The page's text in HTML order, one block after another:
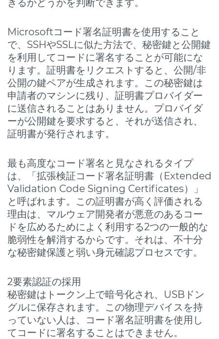
Microsoftコード署名証明書を使用すること
で、SSHやSSLに似た方法で、秘密鍵と公開鍵
を利用してコードに署名することが可能にな
ります。証明書をリクエストすると、公開/非
公開の鍵ペアが生成されます。この秘密鍵は
申請者のマシンに残り、証明書プロバイダー
に送信されることはありません。プロバイダ
ーが公開鍵を要求すると、それが送信され、
証明書が発行されます。
最も高度なコード署名と見なされるタイプ
は、「拡張検証コード署名証明書（Extended
Validation Code Signing Certificates）」
と呼ばれます。この証明書が高く評価される
理由は、マルウェア開発者が悪意のあるコー
ドを広めるためによく利用する2つの一般的な
脆弱性を解消するからです。それは、不十分
な秘密鍵保護と弱い身元確認プロセスです。
2要素認証の採用
秘密鍵はトークン上で暗号化され、USBドン
グルに保存されます。この物理デバイスを持
っていない人は、コード署名証明書を使用し
てコードに署名することはできません。